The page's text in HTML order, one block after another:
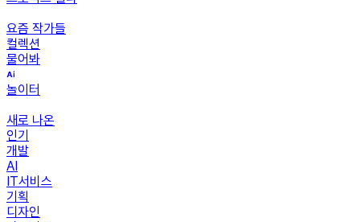
요즘 작가들
컬렉션
물어봐
놀이터
새로 나온
인기
개발
AI
IT서비스
기획
디자인